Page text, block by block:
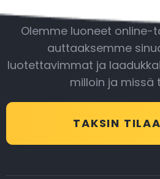
Olemme luoneet online-
auttaaksemme
luotettavimmat ja
milloin ja missä
TAKSIN